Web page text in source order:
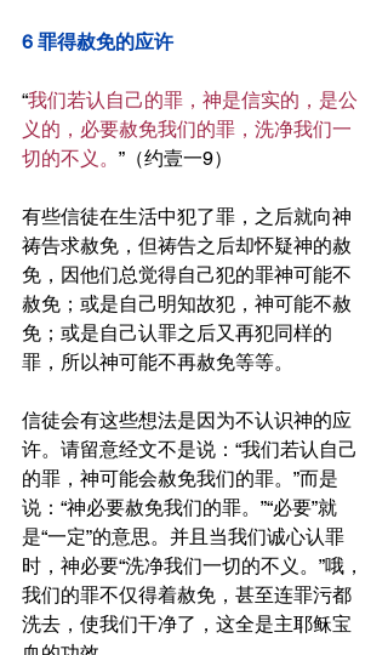
6 罪得赦免的应许
“我们若认自己的罪，神是信实的，是公
义的，必要赦免我们的罪，洗净我们一
切的不义。 ”（约壹一9）
有些信徒在生活中犯了罪，之后就向神
祷告求赦免，但祷告之后却怀疑神的赦
免，因他们总觉得自己犯的罪神可能不
赦免；或是自己明知故犯，神可能不赦
免；或是自己认罪之后又再犯同样的
罪，所以神可能不再赦免等等。
信徒会有这些想法是因为不认识神的应
许。请留意经文不是说：“我们若认自己
的罪，神可能会赦免我们的罪。”而是
说：“神必要赦免我们的罪。”“必要”就
是“一定”的意思。并且当我们诚心认罪
时，神必要“洗净我们一切的不义。”哦，
我们的罪不仅得着赦免，甚至连罪污都
洗去，使我们干净了，这全是主耶稣宝